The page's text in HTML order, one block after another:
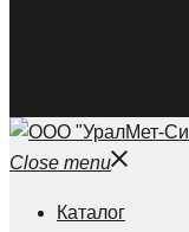
Close menu
Каталог